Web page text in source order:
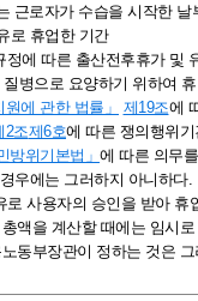
근로자가 수습을 시작한 날
로 휴업한 기간
정에 따른 출산전후휴가 및
병으로 요양하기 위하여
에 관한 법률」 제19조에
2조제6호에 따른 쟁의행위기
방위기본법」 에 따른 의무
우에는 그러하지 아니하다.
사용자의 승인을 받아 휴
액을 계산할 때에는 임시
동부장관이 정하는 것은